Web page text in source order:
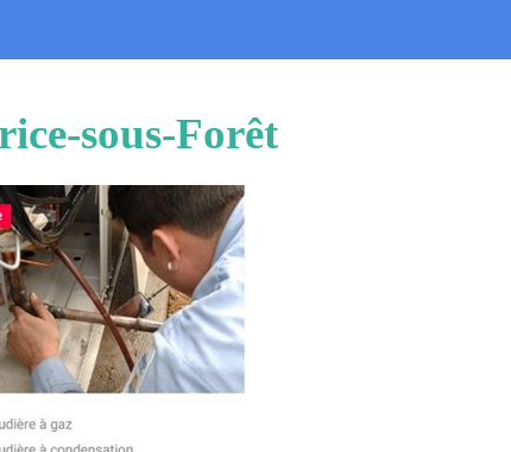
sous-Forêt